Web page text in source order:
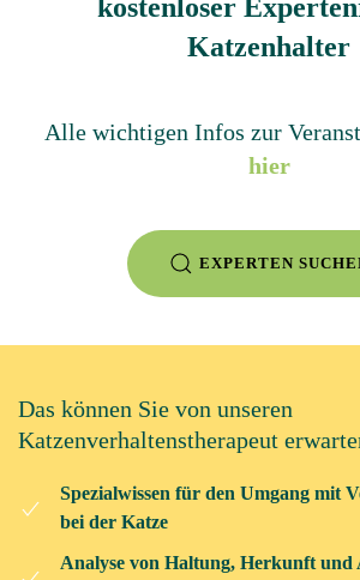
kostenloser
Katzenhalter
Alle wichtigen Infos zur
hier
EXPERTEN
Das können Sie von unseren
Katzenverhaltenstherapeut
Spezialwissen für den Umgang mit
bei der Katze
Analyse von Haltung, Herkunft und